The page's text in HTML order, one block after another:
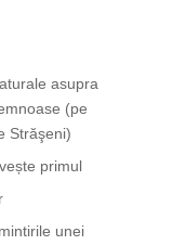
asupra
(pe
Străşeni)
primul
unei